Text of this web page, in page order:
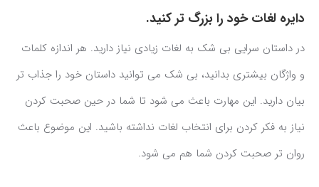
دایره لغات خود را بزرگ تر کنید.
در داستان سرایی بی شک به لغات زیادی نیاز دارید. هر اندازه کلمات
و واژگان بیشتری بدانید، بی شک می توانید داستان خود را جذاب تر
بیان دارید. این مهارت باعث می شود تا شما در حین صحبت کردن
نیاز به فکر کردن برای انتخاب لغات نداشته باشید. این موضوع باعث
روان تر صحبت کردن شما هم می شود.